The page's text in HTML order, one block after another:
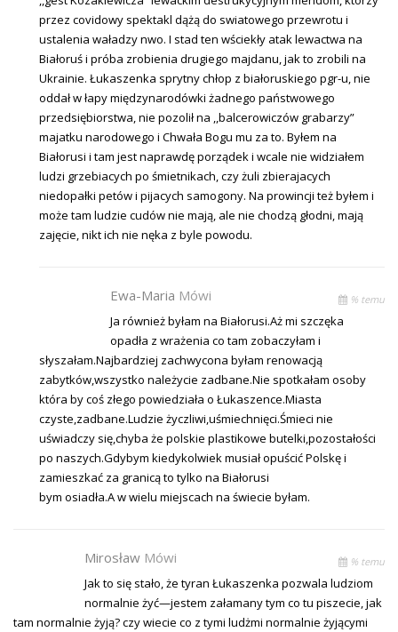
przez covidowy spektakl dążą do swiatowego przewrotu i
ustalenia waładzy nwo. I stad ten wściekły atak lewactwa na
Białoruś i próba zrobienia drugiego majdanu, jak to zrobili na
Ukrainie. Łukaszenka sprytny chłop z białoruskiego pgr-u, nie
oddał w łapy międzynarodówki żadnego państwowego
przedsiębiorstwa, nie pozolił na ,,balcerowiczów grabarzy”
majatku narodowego i Chwała Bogu mu za to. Byłem na
Białorusi i tam jest naprawdę porządek i wcale nie widziałem
ludzi grzebiacych po śmietnikach, czy żuli zbierajacych
niedopałki petów i pijacych samogony. Na prowincji też byłem i
może tam ludzie cudów nie mają, ale nie chodzą głodni, mają
zajęcie, nikt ich nie nęka z byle powodu.
Ewa-Maria Mówi % temu
Ja również byłam na Białorusi.Aż mi szczęka
opadła z wrażenia co tam zobaczyłam i
słyszałam.Najbardziej zachwycona byłam renowacją
zabytków,wszystko należycie zadbane.Nie spotkałam osoby
która by coś złego powiedziała o Łukaszence.Miasta
czyste,zadbane.Ludzie życzliwi,uśmiechnięci.Śmieci nie
uświadczy się,chyba że polskie plastikowe butelki,pozostałości
po naszych.Gdybym kiedykolwiek musiał opuścić Polskę i
zamieszkać za granicą to tylko na Białorusi
bym osiadła.A w wielu miejscach na świecie byłam.
Mirosław Mówi % temu
Jak to się stało, że tyran Łukaszenka pozwala ludziom
normalnie żyć—jestem załamany tym co tu piszecie, jak
tam normalnie żyją? czy wiecie co z tymi ludżmi normalnie żyjącymi